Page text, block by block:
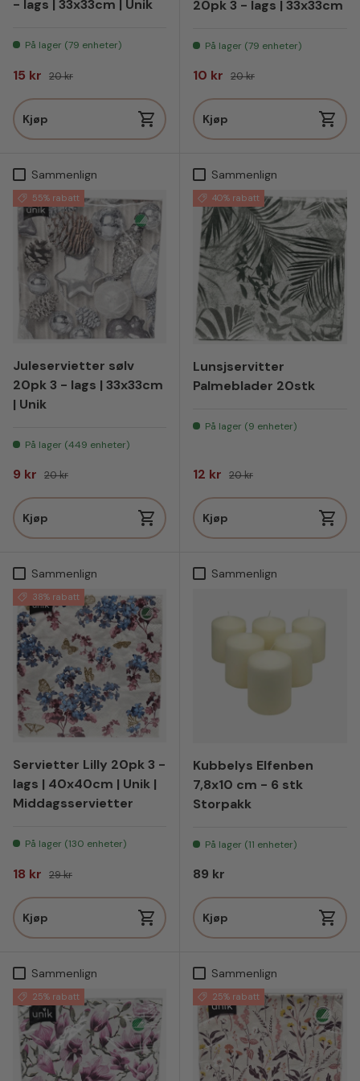
- lags | 33x33cm | Unik
På lager (79 enheter)
Salgspris
15 kr Vanlig pris
20 kr
Kjøp
20pk 3 - lags | 33x33cm
På lager (79 enheter)
Salgspris
10 kr Vanlig pris
20 kr
Kjøp
Sammenlign
55% rabatt
Juleservietter sølv
20pk 3 - lags | 33x33cm
| Unik
På lager (449 enheter)
Salgspris
9 kr Vanlig pris
20 kr
Kjøp
Sammenlign
40% rabatt
Lunsjservitter
Palmeblader 20stk
På lager (9 enheter)
Salgspris
12 kr Vanlig pris
20 kr
Kjøp
Sammenlign
38% rabatt
Servietter Lilly 20pk 3 -
lags | 40x40cm | Unik |
Middagsservietter
På lager (130 enheter)
Salgspris
18 kr Vanlig pris
29 kr
Kjøp
Sammenlign
Kubbelys Elfenben
7,8x10 cm - 6 stk
Storpakk
På lager (11 enheter)
Vanlig pris
89 kr
Kjøp
Sammenlign
25% rabatt
Sammenlign
25% rabatt